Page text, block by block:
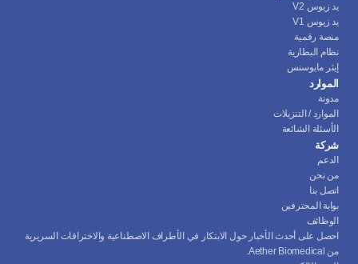
يد زيوس V2
يد زيوس V1
منصة رقمية
نظام البطارية
إيثر مايوسنس
الموارد
مدونة
الموارد / التنزيلات
الأسئلة الشائعة
شركة
الدعم
من نحن
اتصل بنا
بوابة المحترفين
الوظائف
من Aether Biomedical.